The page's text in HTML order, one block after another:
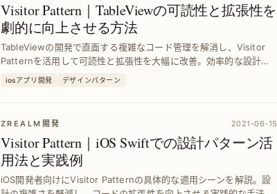
Visitor Pattern｜TableViewの可読性と拡張性を
劇的に向上させる方法
TableViewの開発で直面する複雑なコード管理を解消し、Visitor
Patternを活用して可読性と拡張性を大幅に改善。効率的な設計で
保守性を高める具体的な手法を紹介します。
iosアプリ開発 デザインパターン
ZREALM開発 2021-06-15
Visitor Pattern｜iOS Swiftでの設計パターン活
用法と実践例
iOS開発者向けにVisitor Patternの具体的な適用シーンを解説。設